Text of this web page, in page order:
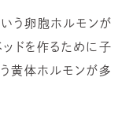
う卵胞ホルモンが
ドを作るために子
黄体ホルモンが多